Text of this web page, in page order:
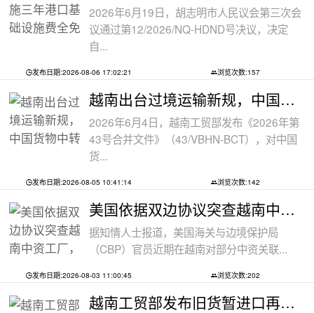
2026年6月19日，胡志明市人民议会第三次会
议通过第12/2026/NQ-HDND号决议，决定
自...
发布日期:2026-08-06 17:02:21 浏览次数:157
越南出台过境运输新规，中国货物中转通
2026年6月4日，越南工贸部发布《2026年第
43号合并文件》（43/VBHN-BCT），对中国
货...
发布日期:2026-08-05 10:41:14 浏览次数:142
美国依据双边协议突查越南中资工厂，三
据知情人士报道，美国海关与边境保护局
（CBP）官员近期在越南对部分中资关联...
发布日期:2026-08-03 11:00:45 浏览次数:202
越南工贸部发布旧货暂进口再出口新规：